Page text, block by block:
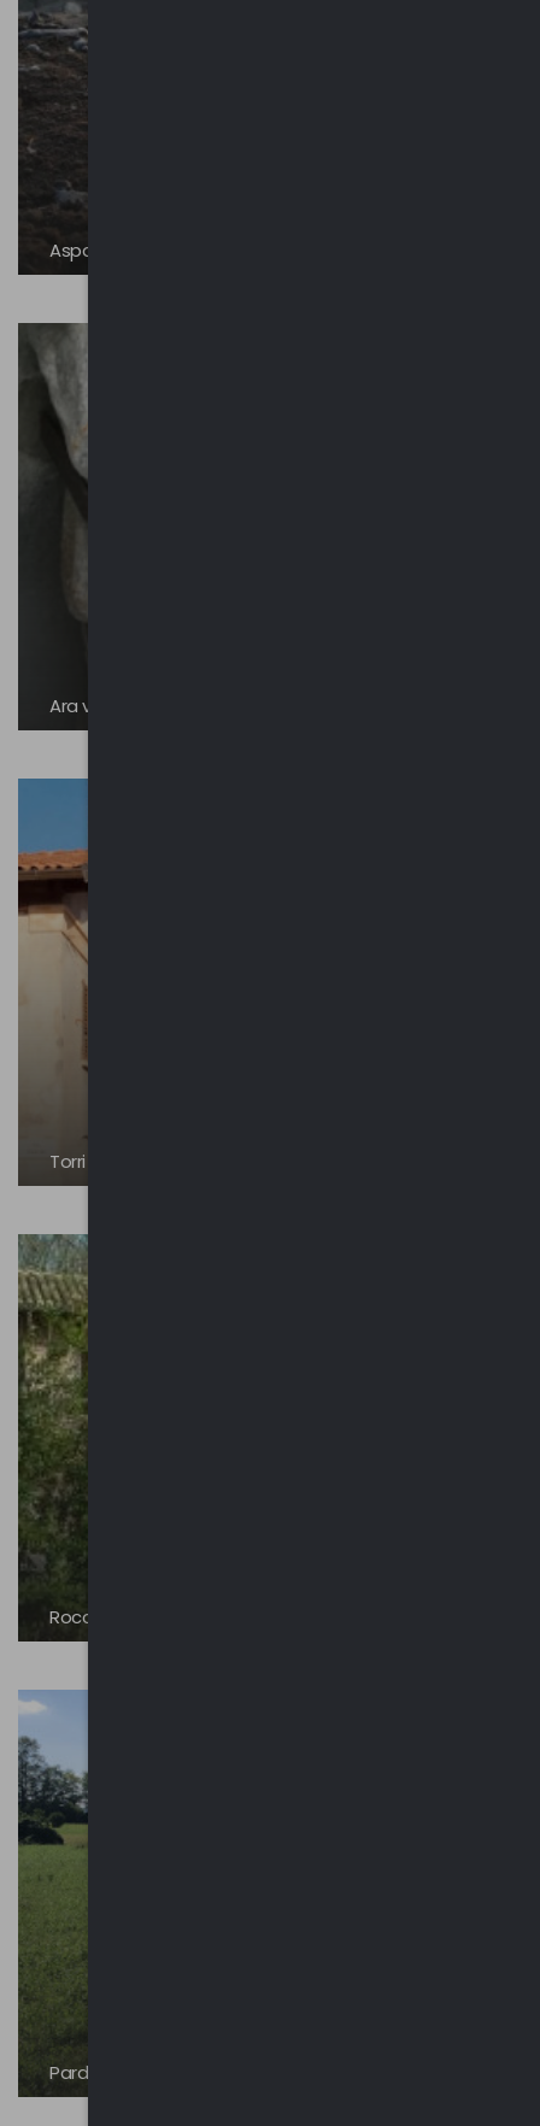
Asparago bianco di Cantello IGP
Ara votiva e reperti romani
Torri e residenze
Roccoli
Pardà di Cantello